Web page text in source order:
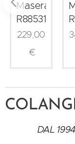
Maserati
R8853151023
229,00
€
DAL 1994